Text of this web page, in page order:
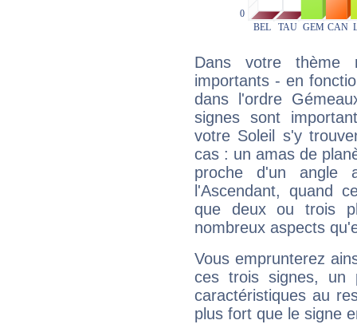
Dans votre thème
importants - en
dans l'ordre
signes sont
votre Soleil s'y
cas : un amas de
proche d'un
l'Ascendant, quand
que deux ou trois
nombreux aspects
Vous emprunterez
ces trois signes, un
caractéristiques au
plus fort que le signe